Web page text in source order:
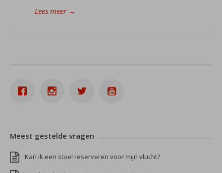
Lees meer→
Meest gestelde vragen
Kan ik een stoel reserveren voor mijn vlucht?